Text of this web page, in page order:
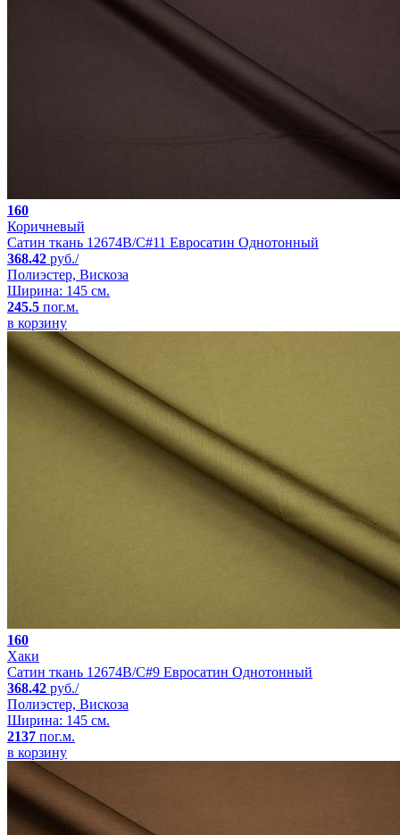
160
Коричневый
Сатин ткань 12674B/C#11 Евросатин Однотонный
368.42 руб./
Полиэстер, Вискоза
Ширина: 145 см.
245.5 пог.м.
в корзину
160
Хаки
Сатин ткань 12674B/C#9 Евросатин Однотонный
368.42 руб./
Полиэстер, Вискоза
Ширина: 145 см.
2137 пог.м.
в корзину